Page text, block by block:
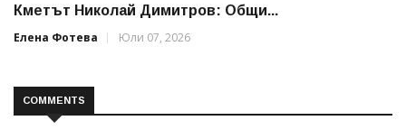
Кметът Николай Димитров: Общи...
Елена Фотева
Юли 07, 2026
COMMENTS